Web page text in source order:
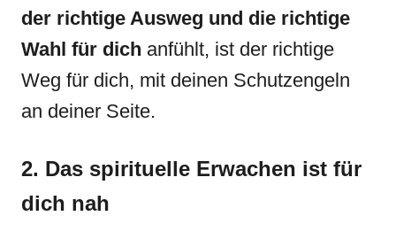
der richtige Ausweg und die richtige
Wahl für dich anfühlt, ist der richtige
Weg für dich, mit deinen Schutzengeln
an deiner Seite.
2. Das spirituelle Erwachen ist für
dich nah